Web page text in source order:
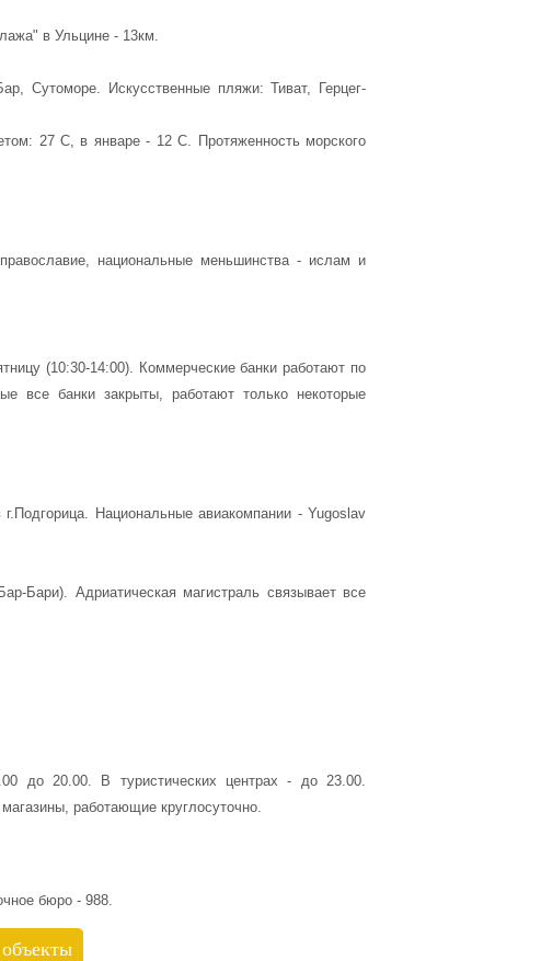
в Ульцине - 13км.
Сутоморе. Искусственные пляжи: Тиват, Герцег-
27 C, в январе - 12 С. Протяженность морского
национальные меньшинства - ислам и
(10:30-14:00). Коммерческие банки работают по
все банки закрыты, работают только некоторые
Национальные авиакомпании - Yugoslav
Бари). Адриатическая магистраль связывает все
до 20.00. В туристических центрах - до 23.00.
работающие круглосуточно.
бюро - 988.